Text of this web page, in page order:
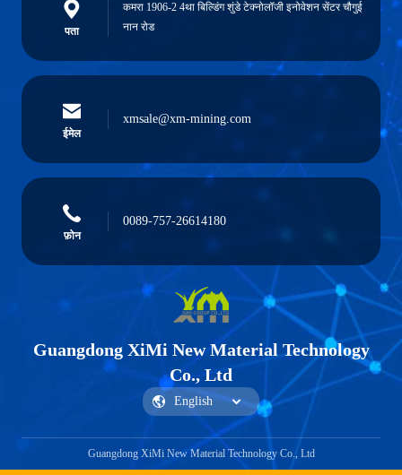
पता
कमरा 1906-2 4था बिल्डिंग शुंडे टेक्नोलॉजी इनोवेशन सेंटर चौगुई
नान रोड
ईमेल
xmsale@xm-mining.com
फ़ोन
0089-757-26614180
Guangdong XiMi New Material Technology
Co., Ltd
Guangdong XiMi New Material Technology Co., Ltd